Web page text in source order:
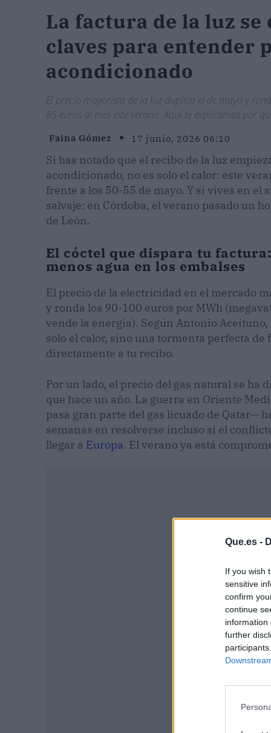
Que.es -
If you wish
sensitive
confirm
continue
information
further
La factura de la luz
claves para entender
acondicionado
El precio mayorista de la luz duplica el de mayo y
85 euros al mes este verano. Aquí te explicamos por
Faina Gómez 17 junio, 2026 06:10
Si has notado que el recibo de la luz
acondicionado, no es solo el calor: este
frente a los 50-55 de mayo. Y si vives en el
salvaje: en Córdoba, el verano pasado un
de León.
El cóctel que dispara tu
menos agua en los embalses
El precio de la electricidad en el mercado
y ronda los 90-100 euros por MWh
vende la energía). Según Antonio
solo el calor, sino una tormenta perfecta
directamente a tu recibo.
Por un lado, el precio del gas natural se ha
que hace un año. La guerra en Oriente
pasa gran parte del gas licuado de Qatar—
semanas en resolverse incluso si el
llegar a Europa. El verano ya está